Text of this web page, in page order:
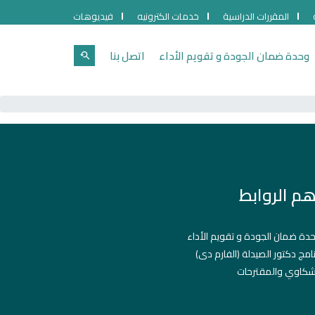
المقررات الدراسية خدمات الكترونيه فيديوهات
وحدة ضمان الجودة و تقويم الأداء اتصل بنا
الروابط
ضمان الجودة و تقويم الأداء
دكتور الصيدلة (الفارم دى)
والمقترحات